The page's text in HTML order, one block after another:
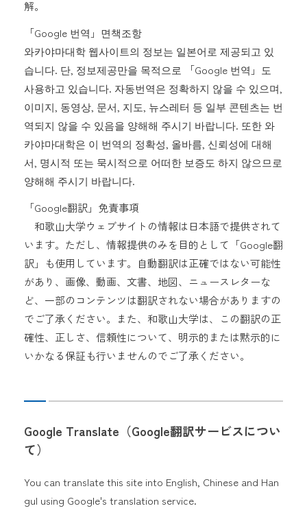
解。
「Google 번역」면책조항
와카야마대학 웹사이트의 정보는 일본어로 제공되고 있
습니다. 단, 정보제공만을 목적으로 「Google 번역」도
사용하고 있습니다. 자동번역은 정확하지 않을 수 있으며,
이미지, 동영상, 문서, 지도, 뉴스레터 등 일부 콘텐츠는 번
역되지 않을 수 있음을 양해해 주시기 바랍니다. 또한 와
카야마대학은 이 번역의 정확성, 올바름, 신뢰성에 대해
서, 명시적 또는 묵시적으로 어떠한 보증도 하지 않으므로
양해해 주시기 바랍니다.
「Google翻訳」免責事項
和歌山大学ウェブサイトの情報は日本語で提供されて
います。ただし、情報提供のみを目的として「Google翻
訳」も使用しています。自動翻訳は正確ではない可能性
があり、画像、動画、文書、地図、ニュースレターな
ど、一部のコンテンツは翻訳されない場合がありますの
でご了承ください。また、和歌山大学は、この翻訳の正
確性、正しさ、信頼性について、明示的または黙示的に
いかなる保証も行いませんのでご了承ください。
Google Translate（Google翻訳サービスについ
て）
You can translate this site into English, Chinese and Han
gul using Google's translation service.